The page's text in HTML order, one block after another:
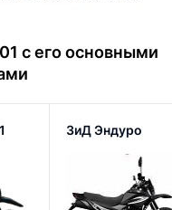
с его основными
ЗиД Эндуро